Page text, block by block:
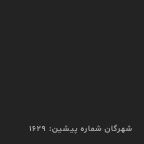
شهرگان شماره پیشین: 1629